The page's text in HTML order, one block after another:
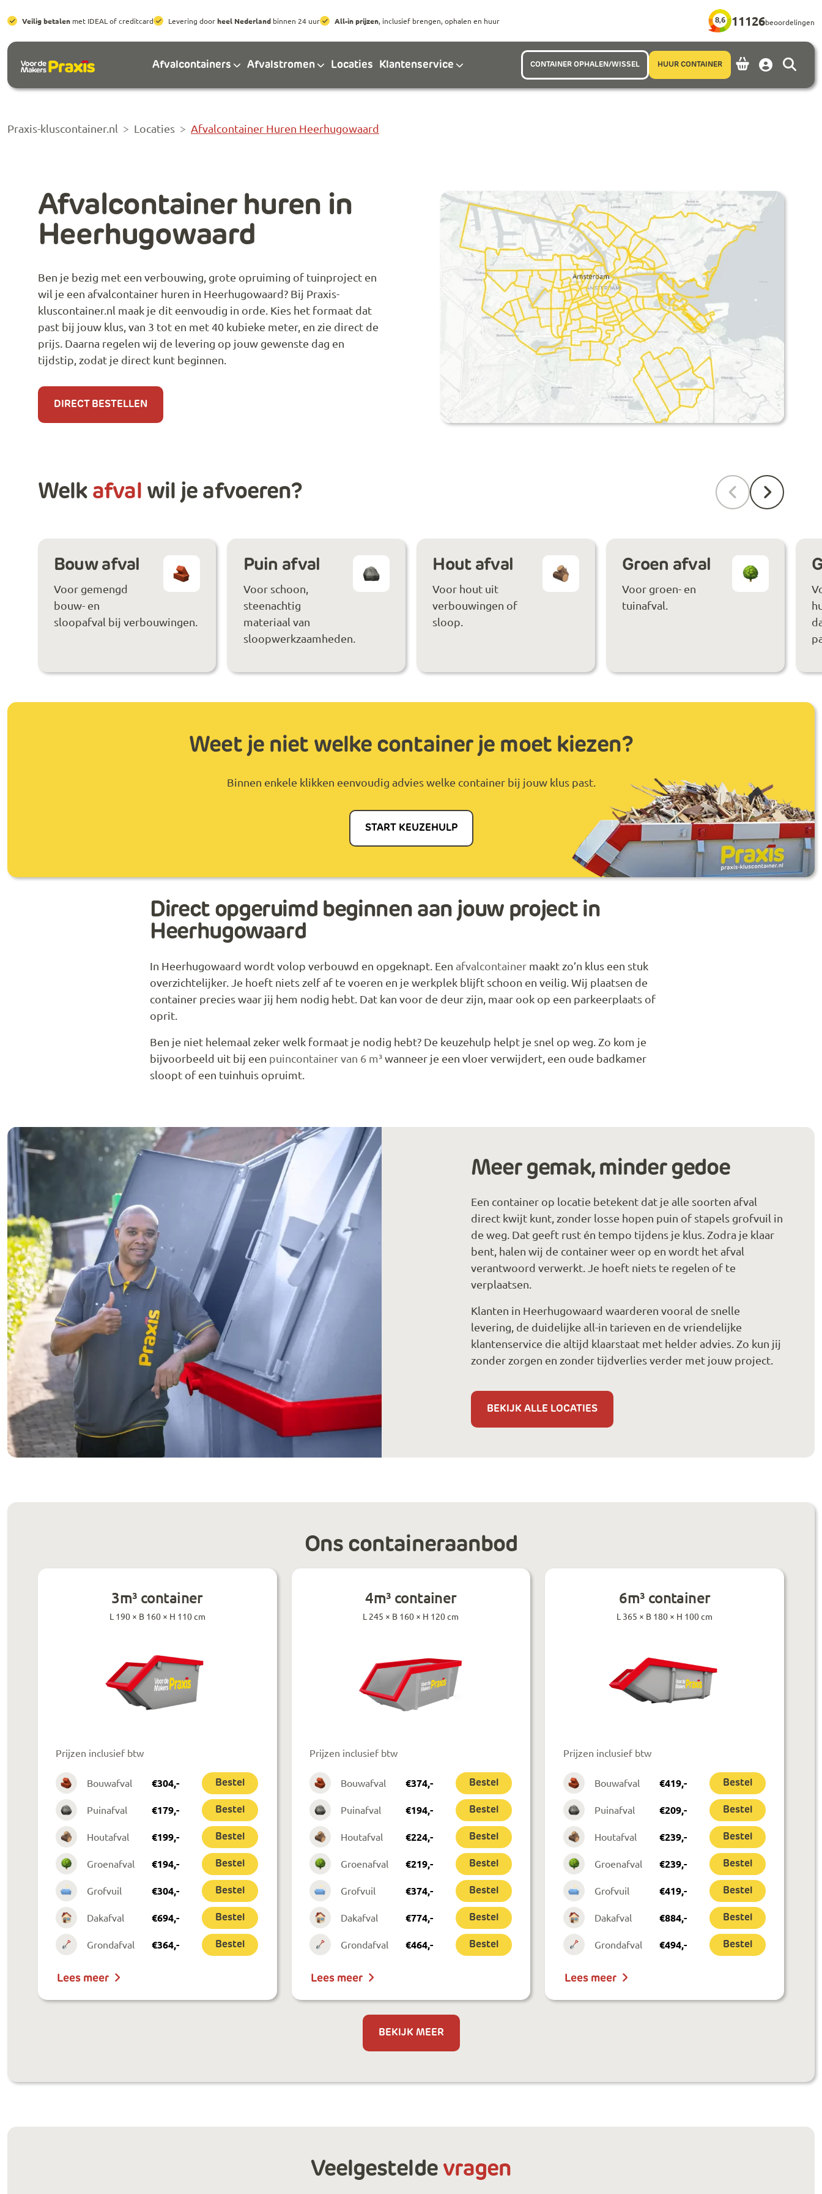
Veilig betalen met IDEAL of creditcard Levering doorheel Nederland binnen 24 uur All-in prijzen, inclusief brengen, ophalen en huur 8,6 11126beoordelingen
Afvalcontainers Afvalstromen Locaties Klantenservice CONTAINER OPHALEN/WISSEL HUUR CONTAINER Account
Praxis-kluscontainer.nl Locaties Afvalcontainer Huren Heerhugowaard
Afvalcontainer huren in
Heerhugowaard
Ben je bezig met een verbouwing, grote opruiming of tuinproject en
wil je een afvalcontainer huren in Heerhugowaard? Bij Praxis-
kluscontainer.nl maak je dit eenvoudig in orde. Kies het formaat dat
past bij jouw klus, van 3 tot en met 40 kubieke meter, en zie direct de
prijs. Daarna regelen wij de levering op jouw gewenste dag en
tijdstip, zodat je direct kunt beginnen.
DIRECT BESTELLEN
Welk afval wil je afvoeren?
Bouw afval
Voor gemengd
bouw- en
sloopafval bij verbouwingen.
Puin afval
Voor schoon,
steenachtig
materiaal van
sloopwerkzaamheden.
Hout afval
Voor hout uit
verbouwingen of
sloop.
Groen afval
Voor groen- en
tuinafval.
Weet je niet welke container je moet kiezen?
Binnen enkele klikken eenvoudig advies welke container bij jouw klus past.
START KEUZEHULP
Direct opgeruimd beginnen aan jouw project in
Heerhugowaard
In Heerhugowaard wordt volop verbouwd en opgeknapt. Een afvalcontainer maakt zo’n klus een stuk
overzichtelijker. Je hoeft niets zelf af te voeren en je werkplek blijft schoon en veilig. Wij plaatsen de
container precies waar jij hem nodig hebt. Dat kan voor de deur zijn, maar ook op een parkeerplaats of
oprit.
Ben je niet helemaal zeker welk formaat je nodig hebt? De keuzehulp helpt je snel op weg. Zo kom je
bijvoorbeeld uit bij een puincontainer van 6 m³wanneer je een vloer verwijdert, een oude badkamer
sloopt of een tuinhuis opruimt.
Meer gemak, minder gedoe
Een container op locatie betekent dat je alle soorten afval
direct kwijt kunt, zonder losse hopen puin of stapels grofvuil in
de weg. Dat geeft rust én tempo tijdens je klus. Zodra je klaar
bent, halen wij de container weer op en wordt het afval
verantwoord verwerkt. Je hoeft niets te regelen of te
verplaatsen.
Klanten in Heerhugowaard waarderen vooral de snelle
levering, de duidelijke all-in tarieven en de vriendelijke
klantenservice die altijd klaarstaat met helder advies. Zo kun jij
zonder zorgen en zonder tijdverlies verder met jouw project.
BEKIJK ALLE LOCATIES
Ons containeraanbod
3m³ container
L 190 × B 160 × H 110 cm
Prijzen inclusief btw
Bouwafval €304,- Bestel
Puinafval €179,- Bestel
Houtafval €199,- Bestel
Groenafval €194,- Bestel
Grofvuil €304,- Bestel
Dakafval €694,- Bestel
Grondafval €364,- Bestel
Lees meer
4m³ container
L 245 × B 160 × H 120 cm
Prijzen inclusief btw
Bouwafval €374,- Bestel
Puinafval €194,- Bestel
Houtafval €224,- Bestel
Groenafval €219,- Bestel
Grofvuil €374,- Bestel
Dakafval €774,- Bestel
Grondafval €464,- Bestel
Lees meer
6m³ container
L 365 × B 180 × H 100 cm
Prijzen inclusief btw
Bouwafval €419,- Bestel
Puinafval €209,- Bestel
Houtafval €239,- Bestel
Groenafval €239,- Bestel
Grofvuil €419,- Bestel
Dakafval €884,- Bestel
Grondafval €494,- Bestel
Lees meer
BEKIJK MEER
Veelgestelde vragen